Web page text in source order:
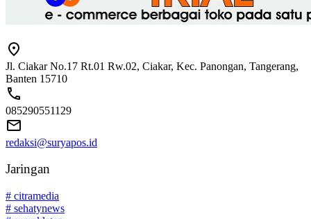
Jl. Ciakar No.17 Rt.01 Rw.02, Ciakar, Kec. Panongan, Tangerang,
Banten 15710
085290551129
redaksi@suryapos.id
Jaringan
# citramedia
# sehatynews